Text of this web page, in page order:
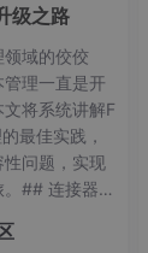
级之路
域的佼佼
理一直是开
将系统讲解F
最佳实践，
问题，实现
## 连接器版
应用开发
开发者头疼